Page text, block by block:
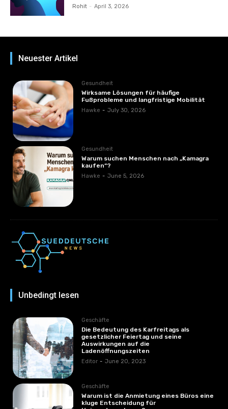
Rohit - April 3, 2026
Neuester Artikel
Gesundheit
Wirksame Lösungen für häufige
Fußprobleme und langfristige Mobilität
Hawke - July 30, 2026
Gesundheit
Warum suchen Menschen nach „Kamagra
kaufen“?
Hawke - June 5, 2026
Unbedingt lesen
Geschäfte
Die Bedeutung des Karfreitags als
gesetzlicher Feiertag und seine
Auswirkungen auf die
Ladenöffnungszeiten
Editor - June 20, 2023
Geschäfte
Warum ist die Anmietung eines Büros eine
kluge Entscheidung für